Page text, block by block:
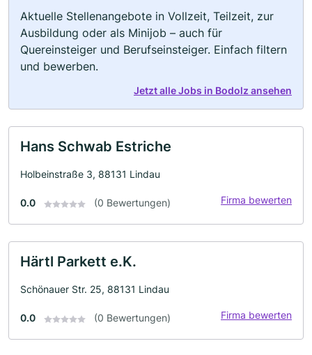
Aktuelle Stellenangebote in Vollzeit, Teilzeit, zur
Ausbildung oder als Minijob – auch für
Quereinsteiger und Berufseinsteiger. Einfach filtern
und bewerben.
Jetzt alle Jobs in Bodolz ansehen
Hans Schwab Estriche
Holbeinstraße 3, 88131 Lindau
0.0 (0 Bewertungen) Firma bewerten
Härtl Parkett e.K.
Schönauer Str. 25, 88131 Lindau
0.0 (0 Bewertungen) Firma bewerten